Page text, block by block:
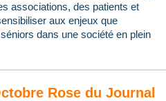
associations, des patients et
aux enjeux que
dans une société en plein
Rose du Journal